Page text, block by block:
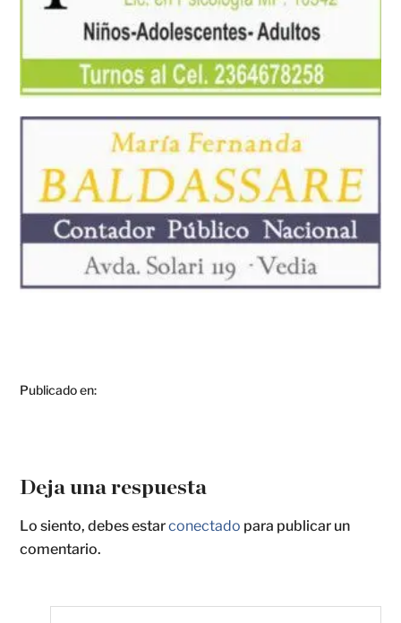
Publicado en:
Deja una respuesta
Lo siento, debes estarconectado para publicar un
comentario.